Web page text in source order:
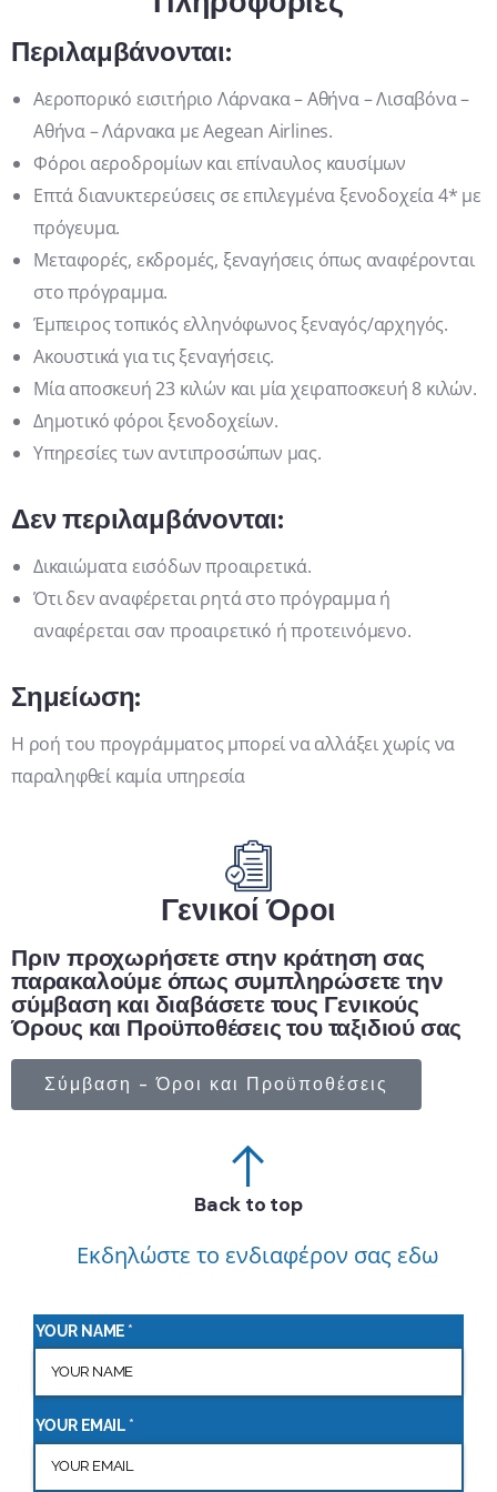
Περιλαμβάνονται:
Αεροπορικό εισιτήριο Λάρνακα – Αθήνα – Λισαβόνα –
Αθήνα – Λάρνακα με Aegean Airlines.
Φόροι αεροδρομίων και επίναυλος καυσίμων
Επτά διανυκτερεύσεις σε επιλεγμένα ξενοδοχεία 4* με
πρόγευμα.
Μεταφορές, εκδρομές, ξεναγήσεις όπως αναφέρονται
στο πρόγραμμα.
Έμπειρος τοπικός ελληνόφωνος ξεναγός/αρχηγός.
Ακουστικά για τις ξεναγήσεις.
Μία αποσκευή 23 κιλών και μία χειραποσκευή 8 κιλών.
Δημοτικό φόροι ξενοδοχείων.
Υπηρεσίες των αντιπροσώπων μας.
Δεν περιλαμβάνονται:
Δικαιώματα εισόδων προαιρετικά.
Ότι δεν αναφέρεται ρητά στο πρόγραμμα ή
αναφέρεται σαν προαιρετικό ή προτεινόμενο.
Σημείωση:
Η ροή του προγράμματος μπορεί να αλλάξει χωρίς να
παραληφθεί καμία υπηρεσία
Γενικοί Όροι
Πριν προχωρήσετε στην κράτηση σας
παρακαλούμε όπως συμπληρώσετε την
σύμβαση και διαβάσετε τους Γενικούς
Όρους και Προϋποθέσεις του ταξιδιού σας
Σύμβαση - Όροι και Προϋποθέσεις
Back to top
Εκδηλώστε το ενδιαφέρον σας εδω
YOUR NAME *(required)
YOUR EMAIL *
(required)